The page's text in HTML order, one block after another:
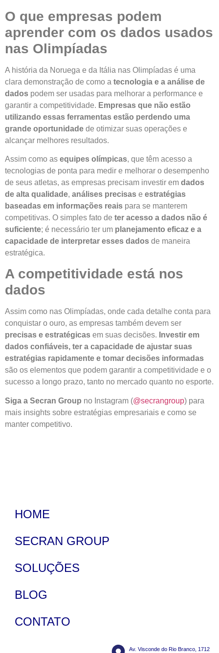
O que empresas podem
aprender com os dados usados
nas Olimpíadas
A história da Noruega e da Itália nas Olimpíadas é uma
clara demonstração de como a tecnologia e a análise de
dados podem ser usadas para melhorar a performance e
garantir a competitividade. Empresas que não estão
utilizando essas ferramentas estão perdendo uma
grande oportunidade de otimizar suas operações e
alcançar melhores resultados.
Assim como as equipes olímpicas, que têm acesso a
tecnologias de ponta para medir e melhorar o desempenho
de seus atletas, as empresas precisam investir em dados
de alta qualidade, análises precisas e estratégias
baseadas em informações reais para se manterem
competitivas. O simples fato de ter acesso a dados não é
suficiente; é necessário ter um planejamento eficaz e a
capacidade de interpretar esses dados de maneira
estratégica.
A competitividade está nos
dados
Assim como nas Olimpíadas, onde cada detalhe conta para
conquistar o ouro, as empresas também devem ser
precisas e estratégicas em suas decisões. Investir em
dados confiáveis, ter a capacidade de ajustar suas
estratégias rapidamente e tomar decisões informadas
são os elementos que podem garantir a competitividade e o
sucesso a longo prazo, tanto no mercado quanto no esporte.
Siga a Secran Group no Instagram (@secrangroup) para
mais insights sobre estratégias empresariais e como se
manter competitivo.
HOME
SECRAN GROUP
SOLUÇÕES
BLOG
CONTATO
Av. Visconde do Rio Branco, 1712